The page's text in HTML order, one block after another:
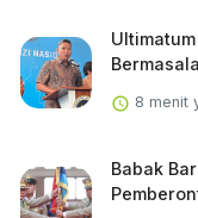
8 menit
Babak